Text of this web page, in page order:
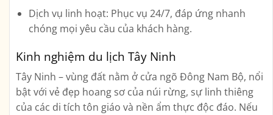
Dịch vụ linh hoạt: Phục vụ 24/7, đáp ứng nhanh
chóng mọi yêu cầu của khách hàng.
Kinh nghiệm du lịch Tây Ninh
Tây Ninh – vùng đất nằm ở cửa ngõ Đông Nam Bộ, nổi
bật với vẻ đẹp hoang sơ của núi rừng, sự linh thiêng
của các di tích tôn giáo và nền ẩm thực độc đáo. Nếu